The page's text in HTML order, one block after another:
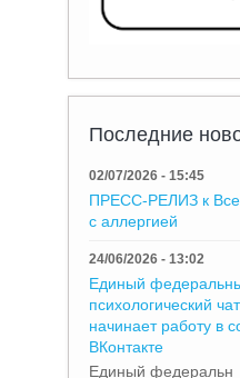
Последние
02/07/2026 - 15:45
ПРЕСС-РЕЛИЗ к
с аллергией
24/06/2026 - 13:02
Единый
психологический
начинает работу в
ВКонтакте
Единый федеральн